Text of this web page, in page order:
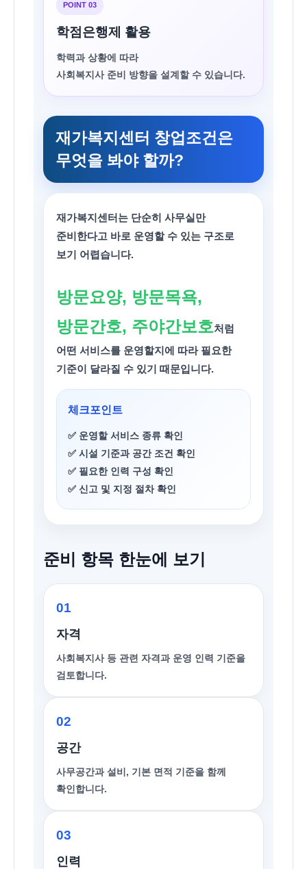
POINT 03
학점은행제 활용
학력과 상황에 따라
사회복지사 준비 방향을 설계할 수 있습니다.
재가복지센터 창업조건은
무엇을 봐야 할까?
재가복지센터는 단순히 사무실만
준비한다고 바로 운영할 수 있는 구조로
보기 어렵습니다.
방문요양, 방문목욕,
방문간호, 주야간보호처럼
어떤 서비스를 운영할지에 따라 필요한
기준이 달라질 수 있기 때문입니다.
체크포인트
✅ 운영할 서비스 종류 확인
✅ 시설 기준과 공간 조건 확인
✅ 필요한 인력 구성 확인
✅ 신고 및 지정 절차 확인
준비 항목 한눈에 보기
01
자격
사회복지사 등 관련 자격과 운영 인력 기준을
검토합니다.
02
공간
사무공간과 설비, 기본 면적 기준을 함께
확인합니다.
03
인력